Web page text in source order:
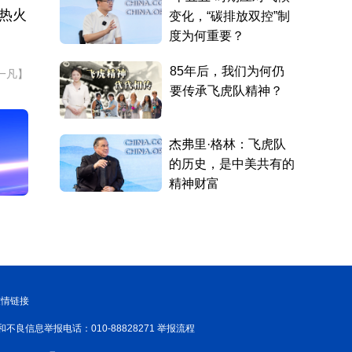
火
】
链接
不良信息举报电话：010-88828271 举报流程